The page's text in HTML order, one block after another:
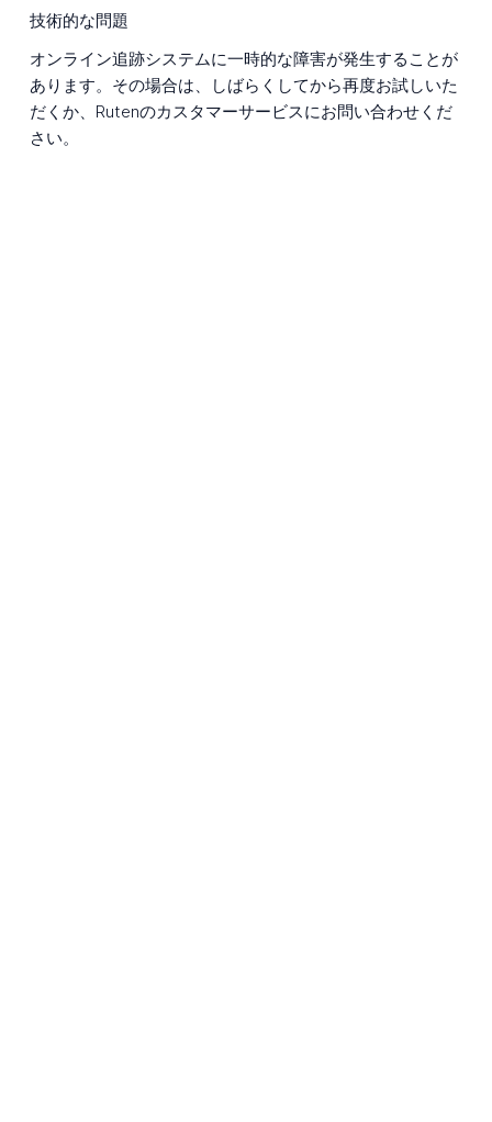
技術的な問題
オンライン追跡システムに一時的な障害が発生することが
あります。その場合は、しばらくしてから再度お試しいた
だくか、Rutenのカスタマーサービスにお問い合わせくだ
さい。